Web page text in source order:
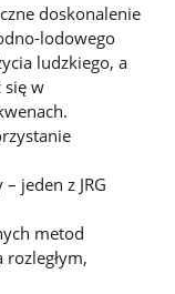
doskonalenie
lodowego
ludzkiego, a
się w
jeden z JRG
metod